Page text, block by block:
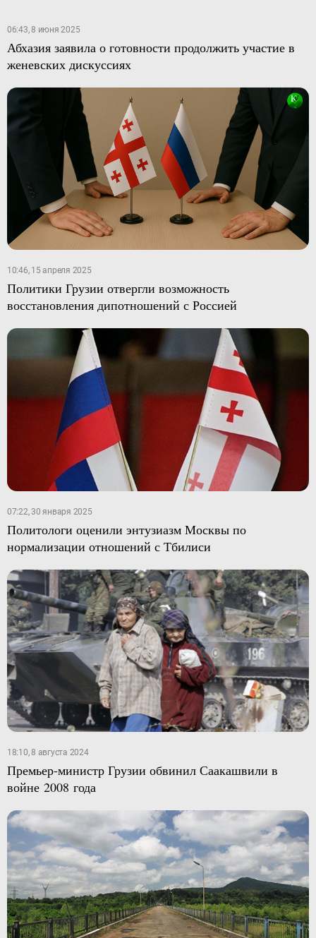
06:43, 8 июня 2025
Абхазия заявила о готовности продолжить участие в
женевских дискуссиях
10:46, 15 апреля 2025
Политики Грузии отвергли возможность
восстановления дипотношений с Россией
07:22, 30 января 2025
Политологи оценили энтузиазм Москвы по
нормализации отношений с Тбилиси
18:10, 8 августа 2024
Премьер-министр Грузии обвинил Саакашвили в
войне 2008 года